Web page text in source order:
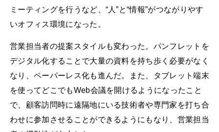
ミーティングを行うなど、“人”と“情報”がつながりやす
いオフィス環境になった。
営業担当者の提案スタイルも変わった。パンフレットを
デジタル化することで大量の資料を持ち歩く必要がなく
なり、ペーパーレス化も進んだ。また、タブレット端末
を使ってどこでもWeb会議を開けるようになったこと
で、顧客訪問時に遠隔地にいる技術者や専門家を打ち合
わせに参加させることができるようにもなり、営業担当